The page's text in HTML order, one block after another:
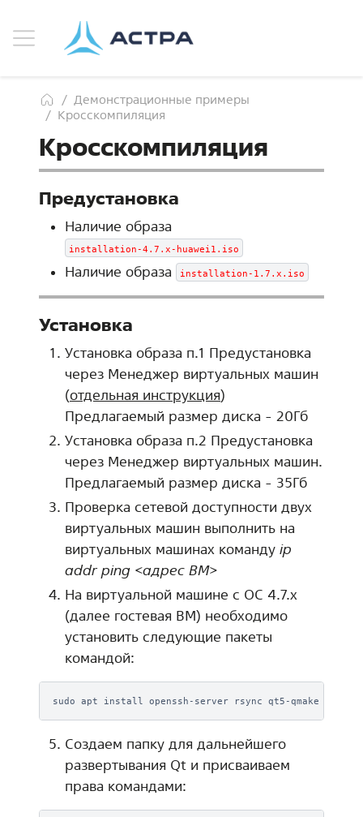
Демонстрационные примеры
Кросскомпиляция
Кросскомпиляция
Предустановка
Наличие образа
installation-4.7.x-huawei1.iso
Наличие образа installation-1.7.x.iso
Установка
Установка образа п.1 Предустановка
через Менеджер виртуальных машин
(отдельная инструкция)
Предлагаемый размер диска - 20Гб
Установка образа п.2 Предустановка
через Менеджер виртуальных машин.
Предлагаемый размер диска - 35Гб
Проверка сетевой доступности двух
виртуальных машин выполнить на
виртуальных машинах команду ip
addr ping <адрес ВМ>
На виртуальной машине с ОС 4.7.x
(далее гостевая ВМ) необходимо
установить следующие пакеты
командой:
sudo apt install openssh-server rsync qt5-qmake
Создаем папку для дальнейшего
развертывания Qt и присваиваем
права командами: